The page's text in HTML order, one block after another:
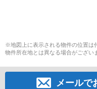
※地図上に表示される物件の位置は
物件所在地とは異なる場合がござい
メールで